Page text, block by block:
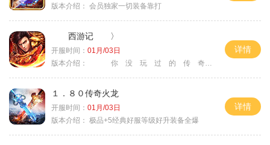
版本介绍： 会员独家一切装备靠打
西游记 〉
开服时间： 01月/03日
版本介绍：
你 没 玩 过 的 传 奇 〉
详情
１．８０传奇火龙
开服时间： 01月/03日
版本介绍： 极品+5经典好服等级好升装备全爆
详情